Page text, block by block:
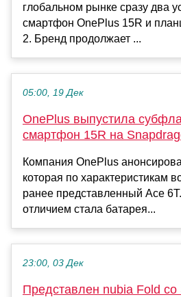
глобальном рынке сразу два
смартфон OnePlus 15R и
2. Бренд продолжает ...
05:00, 19 Дек
OnePlus выпустила
смартфон 15R на
Компания OnePlus
которая по характеристикам
ранее представленный Ace
отличием стала батарея...
23:00, 03 Дек
Представлен nubia Fold со